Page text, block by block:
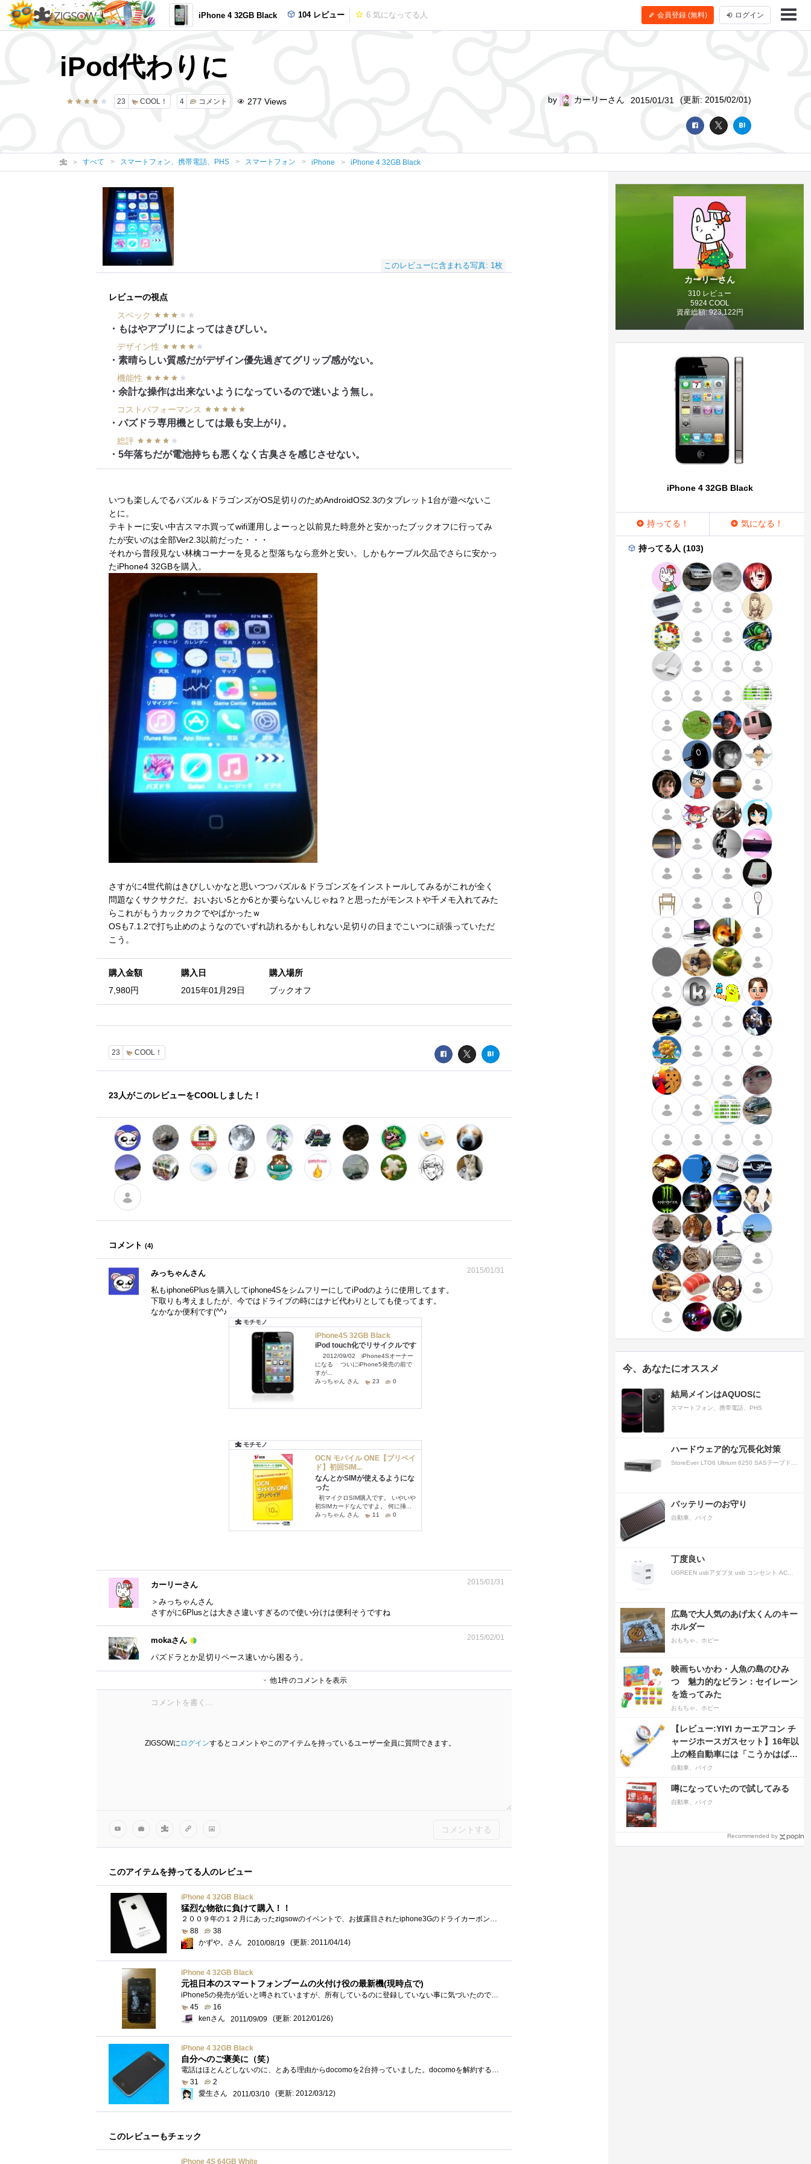
iPhone 4 32GB Black 104 レビュー 6 気になってる人 会員登録 (無料) ログイン
iPod代わりに
23 COOL！ 4 コメント 277 Views by カーリーさん 2015/01/31 (更新: 2015/02/01)
すべて スマートフォン、携帯電話、PHS スマートフォン iPhone iPhone 4 32GB Black
このレビューに含まれる写真: 1枚
レビューの視点
スペック
・もはやアプリによってはきびしい。
デザイン性
・素晴らしい質感だがデザイン優先過ぎてグリップ感がない。
機能性
・余計な操作は出来ないようになっているので迷いよう無し。
コストパフォーマンス
・パズドラ専用機としては最も安上がり。
総評
・5年落ちだが電池持ちも悪くなく古臭さを感じさせない。
いつも楽しんでるパズル＆ドラゴンズがOS足切りのためAndroidOS2.3のタブレット1台が遊べないこ
とに。
テキトーに安い中古スマホ買ってwifi運用しよーっと以前見た時意外と安かったブックオフに行ってみ
たが安いのは全部Ver2.3以前だった・・・
それから普段見ない林檎コーナーを見ると型落ちなら意外と安い。しかもケーブル欠品でさらに安かっ
たiPhone4 32GBを購入。
さすがに4世代前はきびしいかなと思いつつパズル＆ドラゴンズをインストールしてみるがこれが全く
問題なくサクサクだ。おいおい5とか6とか要らないんじゃね？と思ったがモンストや千メモ入れてみた
らこれがもうカックカクでやばかったｗ
OSも7.1.2で打ち止めのようなのでいずれ訪れるかもしれない足切りの日までこいつに頑張っていただ
こう。
購入金額
7,980円
購入日
2015年01月29日
購入場所
ブックオフ
23 COOL！
23人がこのレビューをCOOLしました！
コメント (4)
みっちゃんさん 2015/01/31
私もiphone6Plusを購入してiphone4SをシムフリーにしてiPodのように使用してます。
下取りも考えましたが、今ではドライブの時にはナビ代わりとしても使ってます。
なかなか便利です(^^♪
カーリーさん 2015/01/31
＞みっちゃんさん
さすがに6Plusとは大きさ違いすぎるので使い分けは便利そうですね
mokaさん 2015/02/01
パズドラとか足切りペース速いから困るう。
他1件のコメントを表示
ZIGSOWに ログインするとコメントやこのアイテムを持っているユーザー全員に質問できます。
コメントする
このアイテムを持ってる人のレビュー
iPhone 4 32GB Black
猛烈な物欲に負けて購入！！
２００９年の１２月にあったzigsowのイベントで、お披露目されたiphone3Gのドライカーボンケースからスマートフォンに興味がわき、この前購入した...
88
38
かずや。さん
2010/08/19 (更新: 2011/04/14)
iPhone 4 32GB Black
元祖日本のスマートフォンブームの火付け役の最新機(現時点で)
iPhone5の発売が近いと噂されていますが、所有しているのに登録していない事に気づいたので、慌てて登録です。購入時はまだ手に入りづらい時期�...
45
16
kenさん
2011/09/09 (更新: 2012/01/26)
iPhone 4 32GB Black
自分へのご褒美に（笑）
電話はほとんどしないのに、とある理由からdocomoを2台持っていました。docomoを解約するのにも違約金がかかるので、サブの携帯をMNPでiPhone4に変更...
31
2
愛生さん
2011/03/10 (更新: 2012/03/12)
このレビューもチェック
iPhone 4S 64GB White
カーリーさん
310 レビュー
5924 COOL
資産総額: 923,122円
iPhone 4 32GB Black
持ってる！ 気になる！
持ってる人 (103)
今、あなたにオススメ
結局メインはAQUOSに
スマートフォン、携帯電話、PHS
ハードウェア的な冗長化対策
バッテリーのお守り
自動車、バイク
丁度良い
広島で大人気のあげ太くんのキー
ホルダー
おもちゃ、ホビー
映画ちいかわ・人魚の島のひみ
つ 魅力的なビラン：セイレーン
を造ってみた
おもちゃ、ホビー
【レビュー:YIYI カーエアコン チ
ャージホースガスセット】16年以
上の軽自動車には「こうかはばつ
ぐんだ」が…
自動車、バイク
噂になっていたので試してみる
自動車、バイク
Recommended by